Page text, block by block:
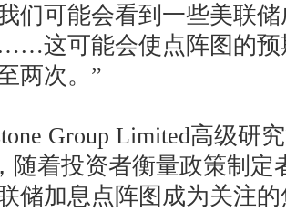
们可能会看到一些美联
这可能会使点阵图的预
两次。”
Group Limited高级研
随着投资者衡量政策制定
储加息点阵图成为关注